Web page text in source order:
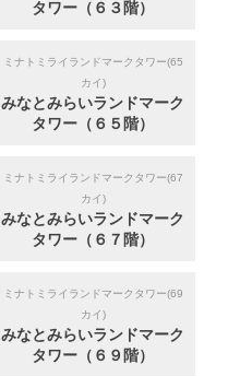
タワー（６３階）
ミナトミライランドマークタワー(65
カイ)
みなとみらいランドマーク
タワー（６５階）
ミナトミライランドマークタワー(67
カイ)
みなとみらいランドマーク
タワー（６７階）
ミナトミライランドマークタワー(69
カイ)
みなとみらいランドマーク
タワー（６９階）